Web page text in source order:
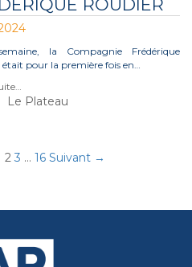
ROUDIER
la Compagnie Frédérique
était pour la première fois en…
Le Plateau
2 3 … 16 Suivant →